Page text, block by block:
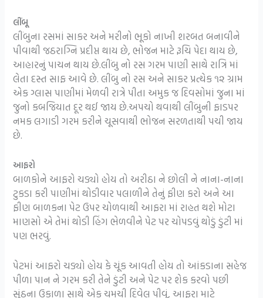
લીંબૂ
લીંબુના રસમાં સાકર અને મરીનો ભૂકો નાખી શરબત બનાવીને
પીવાથી જઠરાગ્નિ પ્રદીપ્ત થાય છે, ભોજન માટે રૂચિ પેદા થાય છે,
આહારનું પાચન થાય છે.લીંબુ નો રસ ગરમ પાણી સાથે રાત્રિ‍ માં
લેતા દસ્‍ત સાફ આવે છે. લીંબુ નો રસ અને સાકર પ્રત્‍યેક ૧૨ ગ્રામ
એક ગ્લાસ પાણીમાં મેળવી રાત્રે પીતા અમુક જ દિવસોમાં જુના માં
જુનો કબજિયાત દૂર થઈ જાય છે.અપચો થવાથી લીંબુની ફાડપર
નમક લગાડી ગરમ કરીને ચૂસવાથી ભોજન સરળતાથી પચી જાય
છે.
આફરો
બાળકોને આફરો ચડ્યો હોય તો અરીઠા ને છોલી ને નાના-નાના
ટુકડા કરી પાણીમાં થોડીવાર પલાળીને તેનું ફીણ કરો અને આ
ફીણ બાળકના પેટ ઉપર ચોળવાથી આફરા માં રાહત થશે મોટા
માણસો એ તેમાં થોડી હિંગ ભેળવીને પેટ પર ચોપડવું થોડું ડુંટી માં
પણ ભરવું.
પેટમાં આફરો ચડ્યો હોય કે ચૂંક આવતી હોય તો આંકડાના સહેજ
પીળા પાન ને ગરમ કરી તેને ડુંટી અને પેટ પર શેક કરવો પછી
સૂંઠના ઉકાળા સાથે એક ચમચી દિવેલ પીવું, આફરા માટે